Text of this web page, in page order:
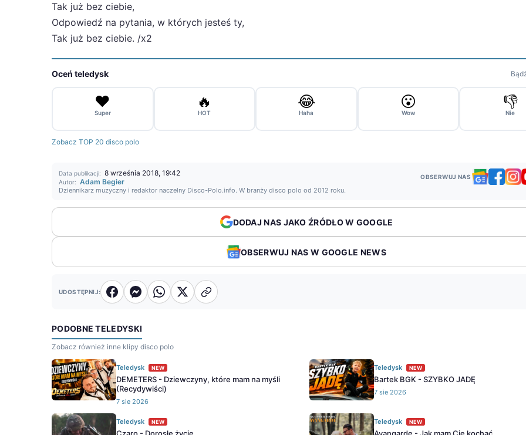
Tak już bez ciebie,
Odpowiedź na pytania, w których jesteś ty,
Tak już bez ciebie. /x2
Oceń teledysk
❤️
Super
🔥
HOT
😂
Haha
😮
Wow
👎
Nie
Zobacz TOP 20 disco polo
Data publikacji: 8 września 2018, 19:42
Autor: Adam Begier
Dziennikarz muzyczny i redaktor naczelny Disco-Polo.info. W branży disco polo od 2012 roku.
OBSERWUJ NAS
DODAJ NAS JAKO ŹRÓDŁO W GOOGLE
OBSERWUJ NAS W GOOGLE NEWS
UDOSTĘPNIJ:
PODOBNE TELEDYSKI
Zobacz również inne klipy disco polo
Teledysk NEW
DEMETERS - Dziewczyny, które mam na myśli
(Recydywiści)
7 sie 2026
Teledysk NEW
Bartek BGK - SZYBKO JADĘ
7 sie 2026
Teledysk NEW Teledysk NEW